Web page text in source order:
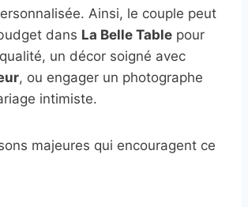
Ainsi, le couple peut
dans La Belle Table pour
un décor soigné avec
, ou engager un photographe
intimiste.
majeures qui encouragent ce